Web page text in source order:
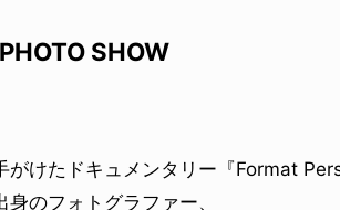
SHOW
がけたドキュメンタリー『Format
のフォトグラファー、